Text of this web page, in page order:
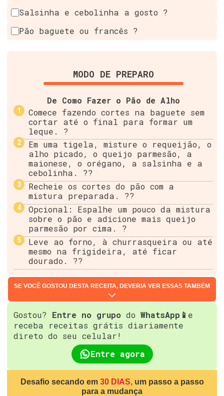
Salsinha e cebolinha a gosto ?
Pão baguete ou francês ?
MODO DE PREPARO
De Como Fazer o Pão de Alho
Comece fazendo cortes na baguete sem
cortar até o final para formar um
leque. ?
Em uma tigela, misture o requeijão, o
alho picado, o queijo parmesão, a
maionese, o orégano, a salsinha e a
cebolinha. ??
Recheie os cortes do pão com a
mistura preparada. ??
Opcional: Espalhe um pouco da mistura
sobre o pão e adicione mais queijo
parmesão por cima. ?
Leve ao forno, à churrasqueira ou até
mesmo na frigideira, até ficar
dourado. ??
SE VOCÊ GOSTOU DESTA RECEITA, DEVERIA VER ESSAS TAMBÉM
Gostou? Entre no grupo do WhatsApp📱 e
receba receitas grátis diariamente
direto do seu celular!
Entre agora
Desafio secando em 30 DIAS, um passo a passo
para a mudança